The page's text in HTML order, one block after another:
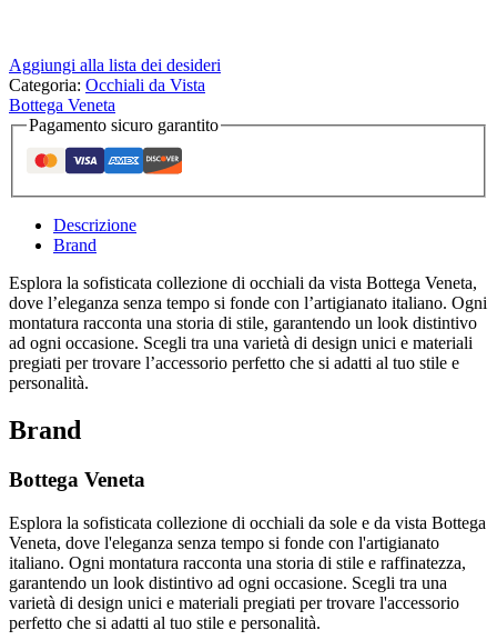
Aggiungi alla lista dei desideri
Categoria: Occhiali da Vista
Bottega Veneta
Pagamento sicuro garantito
Descrizione
Brand
Esplora la sofisticata collezione di occhiali da vista Bottega Veneta,
dove l’eleganza senza tempo si fonde con l’artigianato italiano. Ogni
montatura racconta una storia di stile, garantendo un look distintivo
ad ogni occasione. Scegli tra una varietà di design unici e materiali
pregiati per trovare l’accessorio perfetto che si adatti al tuo stile e
personalità.
Brand
Bottega Veneta
Esplora la sofisticata collezione di occhiali da sole e da vista Bottega
Veneta, dove l'eleganza senza tempo si fonde con l'artigianato
italiano. Ogni montatura racconta una storia di stile e raffinatezza,
garantendo un look distintivo ad ogni occasione. Scegli tra una
varietà di design unici e materiali pregiati per trovare l'accessorio
perfetto che si adatti al tuo stile e personalità.